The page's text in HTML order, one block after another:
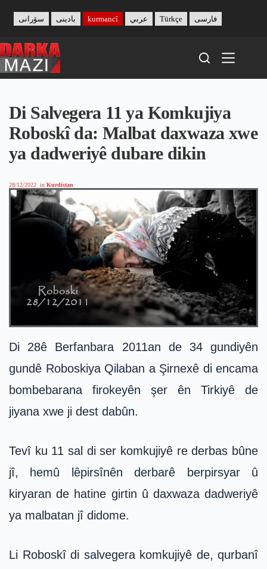
content
بادینی سۆرانی kurmancî عربي Türkçe فارسی
Di Salvegera 11 ya Komkujiya
Roboskî da: Malbat daxwaza xwe
ya dadweriyê dubare dikin
28/12/2022 in Kurdistan
Di 28ê Berfanbara 2011an de 34 gundiyên
gundê Roboskiya Qilaban a Şirnexê di encama
bombebarana firokeyên şer ên Tirkiyê de
jiyana xwe ji dest dabûn.
Tevî ku 11 sal di ser komkujiyê re derbas bûne
jî, hemû lêpirsînên derbarê berpirsyar û
kiryaran de hatine girtin û daxwaza dadweriyê
ya malbatan jî didome.
Li Roboskî di salvegera komkujiyê de, qurbanî